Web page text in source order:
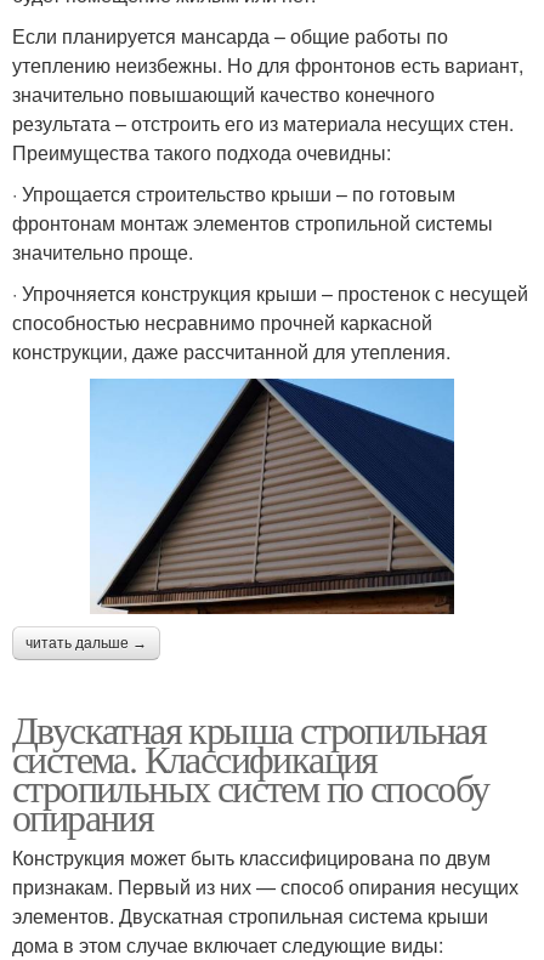
Если планируется мансарда – общие работы по
утеплению неизбежны. Но для фронтонов есть вариант,
значительно повышающий качество конечного
результата – отстроить его из материала несущих стен.
Преимущества такого подхода очевидны:
· Упрощается строительство крыши – по готовым
фронтонам монтаж элементов стропильной системы
значительно проще.
· Упрочняется конструкция крыши – простенок с несущей
способностью несравнимо прочней каркасной
конструкции, даже рассчитанной для утепления.
читать дальше →
Двускатная крыша стропильная
система. Классификация
стропильных систем по способу
опирания
Конструкция может быть классифицирована по двум
признакам. Первый из них — способ опирания несущих
элементов. Двускатная стропильная система крыши
дома в этом случае включает следующие виды: